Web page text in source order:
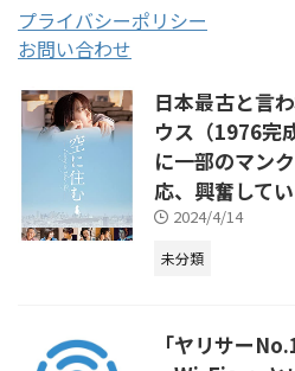
プライバシーポリシー
お問い合わせ
日本最古と言
ウス（1976完
に一部のマン
応、興奮して
2024/4/14
未分類
「ヤリサー